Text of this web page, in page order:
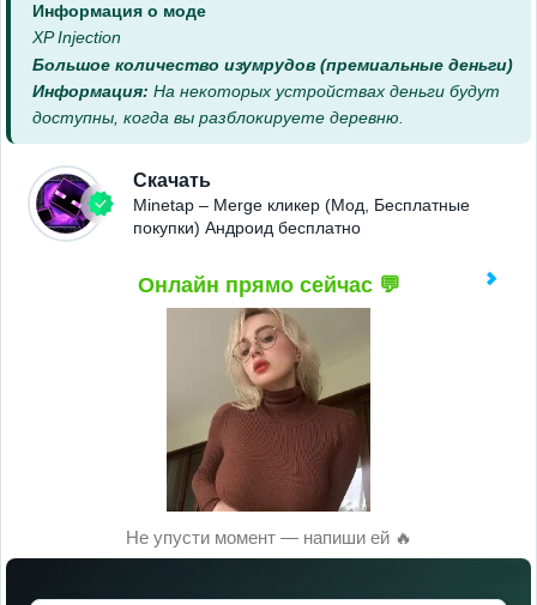
Информация о моде
XP Injection
Большое количество изумрудов (премиальные деньги)
Информация: На некоторых устройствах деньги будут
доступны, когда вы разблокируете деревню.
Скачать
Minetap – Merge кликер (Мод, Бесплатные
покупки) Андроид бесплатно
Онлайн прямо сейчас 💬
Не упусти момент — напиши ей 🔥